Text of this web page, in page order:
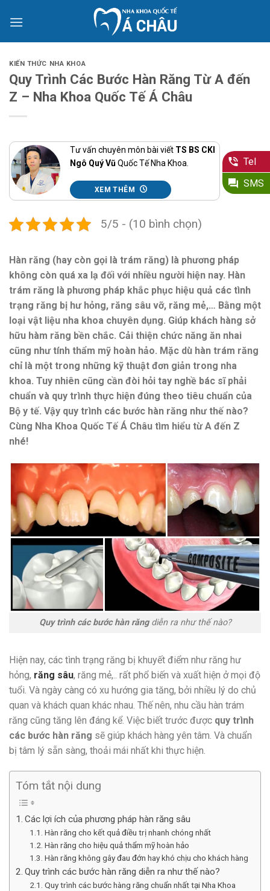
KIẾN THỨC NHA KHOA
Quy Trình Các Bước Hàn Răng Từ A đến
Z – Nha Khoa Quốc Tế Á Châu
Tư vấn chuyên môn bài viết TS BS CKI
Ngô Quý VũQuốc Tế Nha Khoa.
XEM THÊM
5/5 - (10 bình chọn)
Hàn răng (hay còn gọi là trám răng) là phương pháp
không còn quá xa lạ đối với nhiều người hiện nay. Hàn
trám răng là phương pháp khắc phục hiệu quả các tình
trạng răng bị hư hỏng, răng sâu vỡ, răng mẻ,… Bằng một
loại vật liệu nha khoa chuyên dụng. Giúp khách hàng sở
hữu hàm răng bền chắc. Cải thiện chức năng ăn nhai
cũng như tính thẩm mỹ hoàn hảo. Mặc dù hàn trám răng
chỉ là một trong những kỹ thuật đơn giản trong nha
khoa. Tuy nhiên cũng cần đòi hỏi tay nghề bác sĩ phải
chuẩn và quy trình thực hiện đúng theo tiêu chuẩn của
Bộ y tế. Vậy quy trình các bước hàn răng như thế nào?
Cùng Nha Khoa Quốc Tế Á Châu tìm hiểu từ A đến Z
nhé!
Quy trình các bước hàn răngdiễn ra như thế nào?
Hiện nay, các tình trạng răng bị khuyết điểm như răng hư
hỏng, răng sâu, răng mẻ,.. rất phổ biến và xuất hiện ở mọi độ
tuổi. Và ngày càng có xu hướng gia tăng, bởi nhiều lý do chủ
quan và khách quan khác nhau. Thế nên, nhu cầu hàn trám
răng cũng tăng lên đáng kể. Việc biết trước được quy trình
các bước hàn răng sẽ giúp khách hàng yên tâm. Và chuẩn
bị tâm lý sẵn sàng, thoải mái nhất khi thực hiện.
Tóm tắt nội dung
Các lợi ích của phương pháp hàn răng sâu
Hàn răng cho kết quả điều trị nhanh chóng nhất
Hàn răng cho hiệu quả thẩm mỹ hoàn hảo
Hàn răng không gây đau đớn hay khó chịu cho khách hàng
Quy trình các bước hàn răng diễn ra như thế nào?
Quy trình các bước hàng răng chuẩn nhất tại Nha Khoa
Tel
SMS